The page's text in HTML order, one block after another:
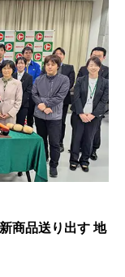
商品送り出す 地